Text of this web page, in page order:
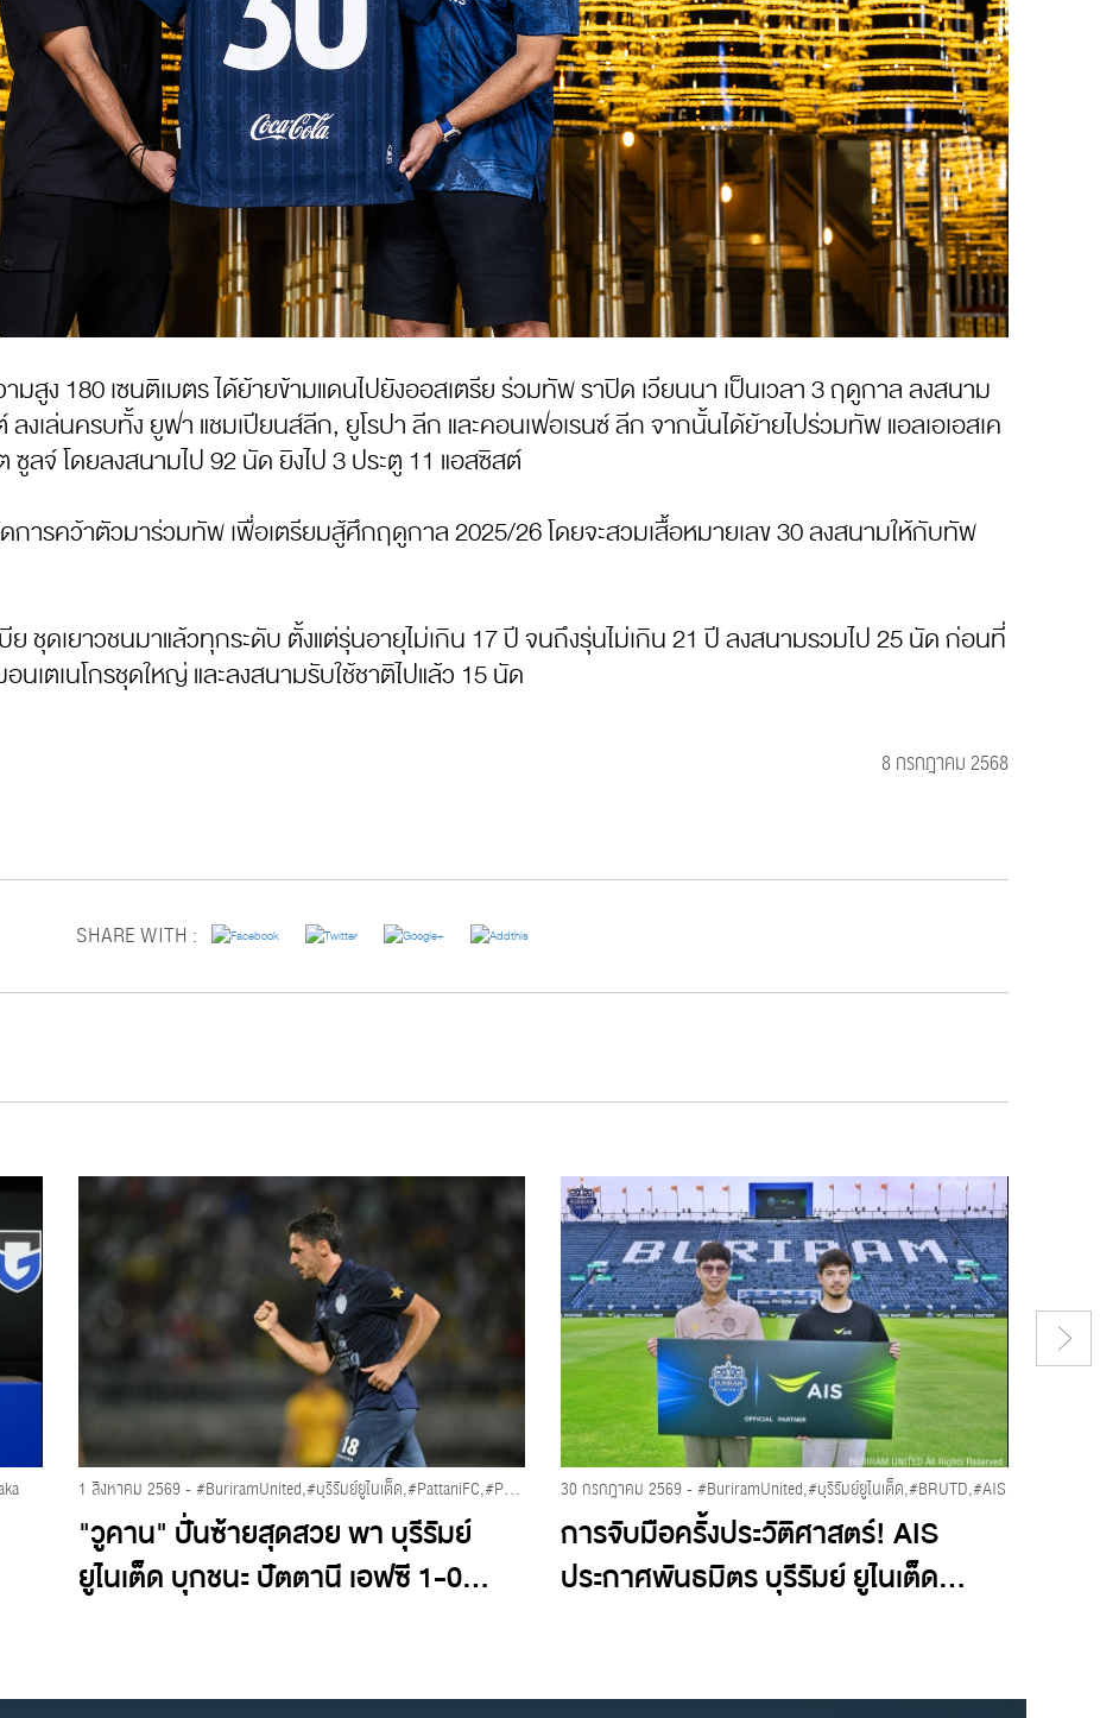
มสูง 180 เซนติเมตร ได้ย้ายข้ามแดนไปยังออสเตรีย ร่วมทัพ ราปิด เวียนนา เป็นเวลา 3 ฤดูกาล ลงสนาม
งเล่นครบทั้ง ยูฟา แชมเปียนส์ลีก, ยูโรปา ลีก และคอนเฟอเรนซ์ ลีก จากนั้นได้ย้ายไปร่วมทัพ แอลเอเอสเค
ลจ์ โดยลงสนามไป 92 นัด ยิงไป 3 ประตู 11 แอสซิสต์
ารคว้าตัวมาร่วมทัพ เพื่อเตรียมสู้ศึกฤดูกาล 2025/26 โดยจะสวมเสื้อหมายเลข 30 ลงสนามให้กับทัพ
ชุดเยาวชนมาแล้วทุกระดับ ตั้งแต่รุ่นอายุไม่เกิน 17 ปี จนถึงรุ่นไม่เกิน 21 ปี ลงสนามรวมไป 25 นัด ก่อนที่
นเตเนโกรชุดใหญ่ และลงสนามรับใช้ชาติไปแล้ว 15 นัด
8 กรกฎาคม 2568
SHARE WITH :
1 สิงหาคม 2569 - #BuriramUnited,#บุรีรัมย์ยูไนเต็ด,#PattaniFC,#PreSeason2026,#วูคานซาวิเชวิช
"วูคาน" ปั่นซ้ายสุดสวย พา บุรีรัมย์
ยูไนเต็ด บุกชนะ ปัตตานี เอฟซี 1-0...
30 กรกฎาคม 2569 - #BuriramUnited,#บุรีรัมย์ยูไนเต็ด,#BRUTD,#AIS
​การจับมือครั้งประวัติศาสตร์! AIS
ประกาศพันธมิตร บุรีรัมย์ ยูไนเต็ด...